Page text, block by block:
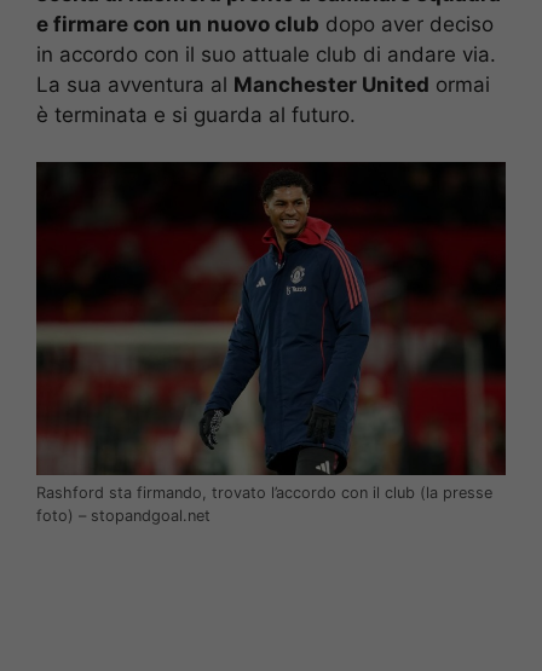
e firmare con un nuovo club dopo aver deciso
in accordo con il suo attuale club di andare via.
La sua avventura al Manchester United ormai
è terminata e si guarda al futuro.
Rashford sta firmando, trovato l’accordo con il club (la presse
foto) – stopandgoal.net